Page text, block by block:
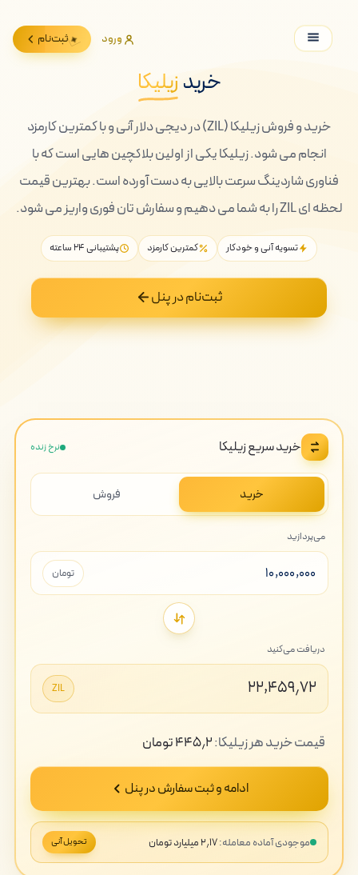
ورود ثبت‌نام
خریدزیلیکا
خرید و فروش زیلیکا (ZIL) در دیجی دلار آنی و با کمترین کارمزد
انجام می شود. زیلیکا یکی از اولین بلاکچین هایی است که با
فناوری شاردینگ سرعت بالایی به دست آورده است. بهترین قیمت
لحظه ای ZIL را به شما می دهیم و سفارش تان فوری واریز می شود.
تسویه آنی و خودکار کمترین کارمزد پشتیبانی ۲۴ ساعته
ثبت‌نام در پنل
خرید سریع زیلیکا نرخ زنده
خرید فروش
می‌پردازید
تومان
دریافت می‌کنید
۲۲,۴۵۹٫۷۲ ZIL
قیمتخریدهر زیلیکا:۴۴۵٫۲تومان
ادامه و ثبت سفارش در پنل
موجودی آماده معامله:۲٫۱۷ میلیارد تومان تحویل آنی